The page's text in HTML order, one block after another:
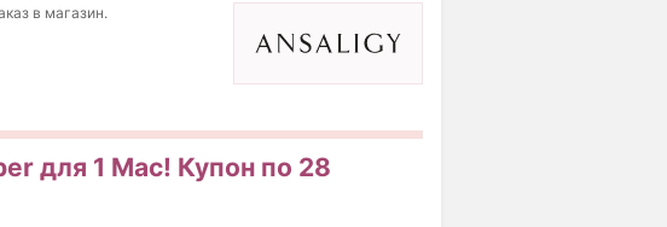
в магазин.
для 1 Mac! Купон по 28